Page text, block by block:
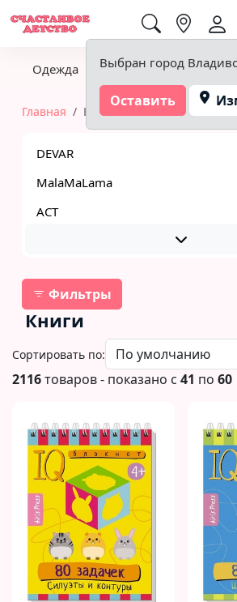
Выбран город
Оставить
Одежда Обувь Книги
Главная Книги
DEVAR
MalaMaLama
АСТ
Фильтры
Книги
Сортировать по:
2116товаров - показано с 41 по 60